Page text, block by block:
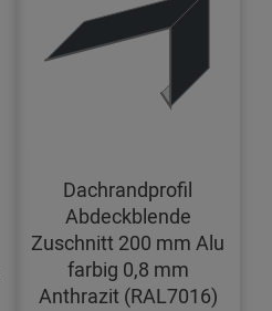
Dachrandprofil
Abdeckblende
Zuschnitt 200 mm Alu
farbig 0,8 mm
Anthrazit (RAL7016)